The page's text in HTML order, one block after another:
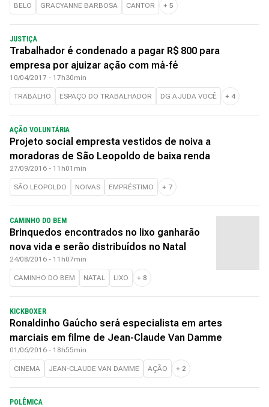
BELO GRACYANNE BARBOSA CANTOR + 5
JUSTIÇA
Trabalhador é condenado a pagar R$ 800 para
empresa por ajuizar ação com má-fé
10/04/2017 - 17h30min
TRABALHO ESPAÇO DO TRABALHADOR DG AJUDA VOCÊ + 4
AÇÃO VOLUNTÁRIA
Projeto social empresta vestidos de noiva a
moradoras de São Leopoldo de baixa renda
27/09/2016 - 11h01min
SÃO LEOPOLDO NOIVAS EMPRÉSTIMO + 7
CAMINHO DO BEM
Brinquedos encontrados no lixo ganharão
nova vida e serão distribuídos no Natal
24/08/2016 - 11h07min
CAMINHO DO BEM NATAL LIXO + 8
KICKBOXER
Ronaldinho Gaúcho será especialista em artes
marciais em filme de Jean-Claude Van Damme
01/06/2016 - 18h55min
CINEMA JEAN-CLAUDE VAN DAMME AÇÃO + 2
POLÊMICA